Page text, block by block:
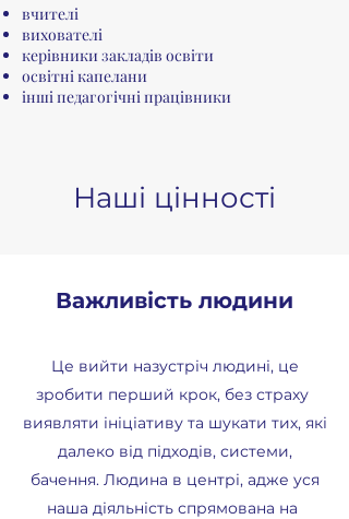
вчителі
вихователі
керівники закладів освіти
освітні капелани
інші педагогічні працівники
Наші цінності
Важливість людини
Це вийти назустріч людині, це
зробити перший крок, без страху
виявляти ініціативу та шукати тих, які
далеко від підходів, системи,
бачення. Людина в центрі, адже уся
наша діяльність спрямована на